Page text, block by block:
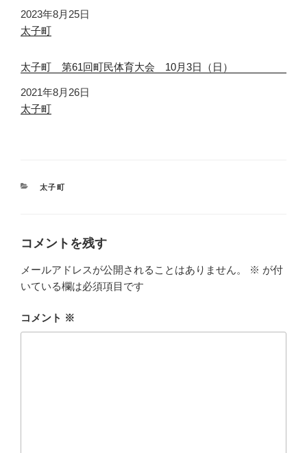
日付
2023年8月25日
関連理由
太子町
太子町 第61回町民体育大会 10月3日（日）
日付
2021年8月26日
関連理由
太子町
カ
太子町
コメントを残す
メールアドレスが公開されることはありません。 ※ が付
いている欄は必須項目です
コメント ※